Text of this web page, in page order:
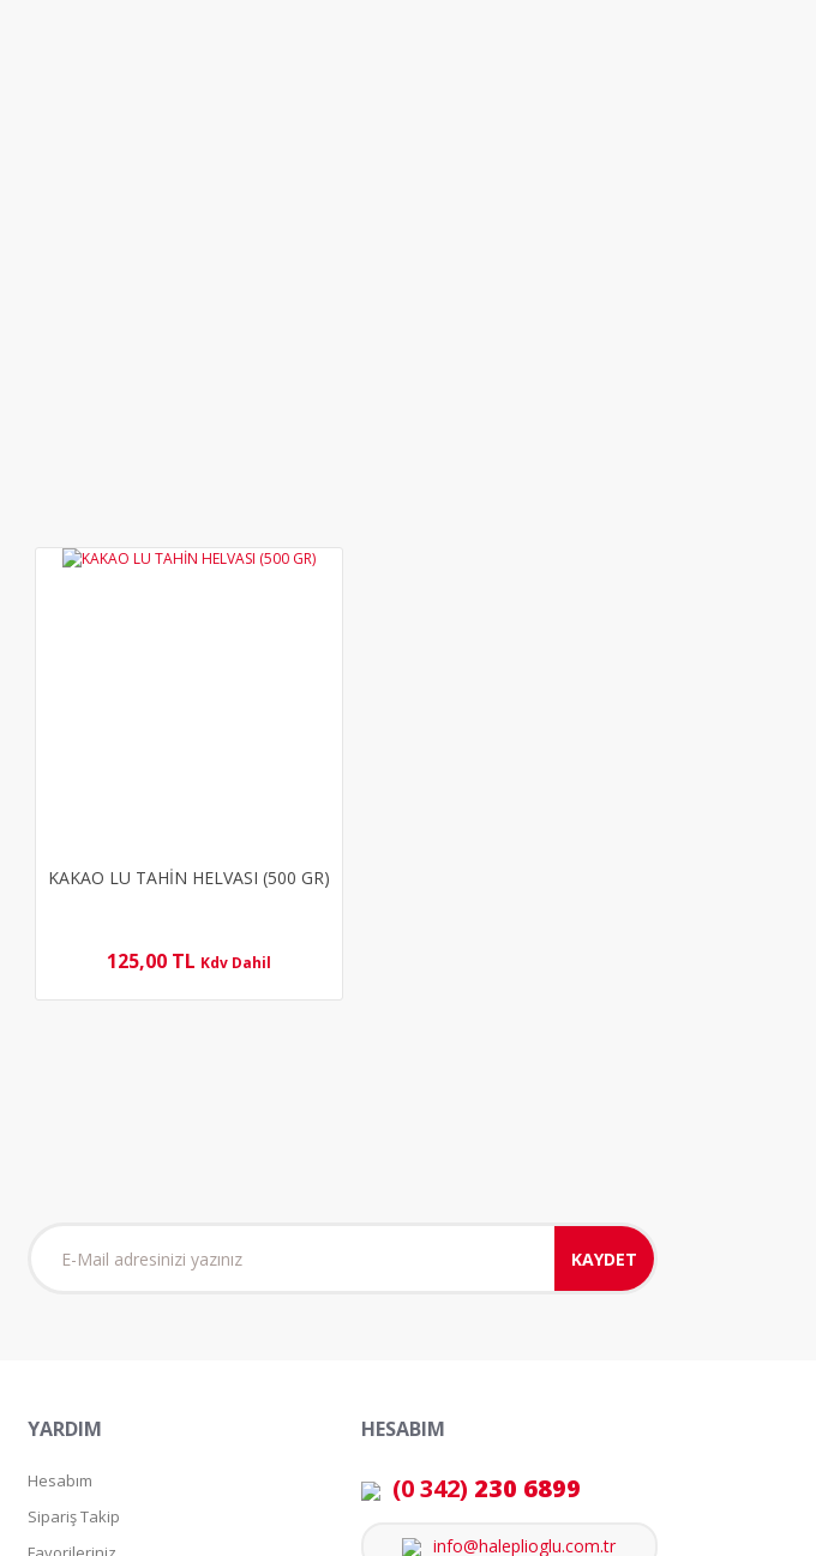
KAKAO LU TAHİN HELVASI (500 GR)
125,00 TL Kdv Dahil
KAYDET
YARDIM
Hesabım
Sipariş Takip
HESABIM
(0 342) 230 6899
info@haleplioglu.com.tr